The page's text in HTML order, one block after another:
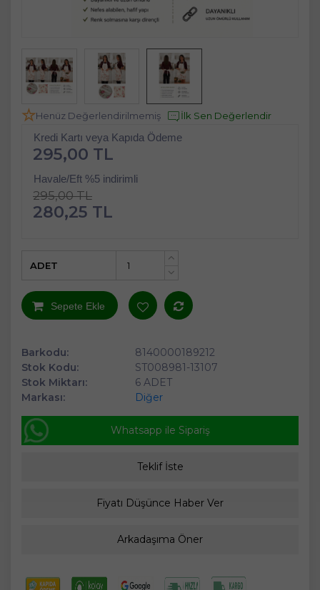
Henüz Değerlendirilmemiş İlk Sen Değerlendir
Kredi Kartı veya Kapıda Ödeme
295,00 TL
Havale/Eft %5 indirimli
295,00 TL
280,25 TL
+
ADET
Sepete Ekle
Barkodu:
8140000189212
Stok Kodu:
ST008981-13107
Stok Miktarı:
6 ADET
Markası:
Diğer
Whatsapp ile Sipariş
Teklif İste
Fiyatı Düşünce Haber Ver
Arkadaşıma Öner